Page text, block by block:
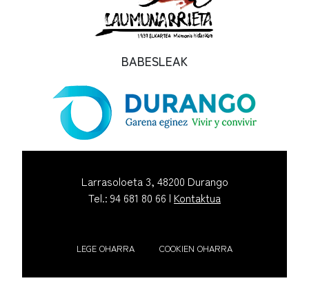
BABESLEAK
Larrasoloeta 3, 48200 Durango
Tel.: 94 681 80 66 | Kontaktua
LEGE OHARRA COOKIEN OHARRA